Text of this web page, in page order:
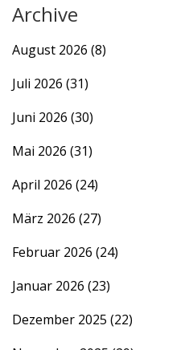
Archive
August 2026 (8)
Juli 2026 (31)
Juni 2026 (30)
Mai 2026 (31)
April 2026 (24)
März 2026 (27)
Februar 2026 (24)
Januar 2026 (23)
Dezember 2025 (22)